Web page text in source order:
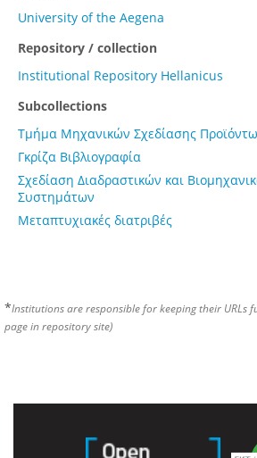
University of the Aegena
Repository / collection
Institutional Repository Hellanicus
Subcollections
Τμήμα Μηχανικών Σχεδίασης
Γκρίζα Βιβλιογραφία
Σχεδίαση Διαδραστικών και
Συστημάτων
Μεταπτυχιακές διατριβές
*Institutions are responsible for keeping their URLs
page in repository site)